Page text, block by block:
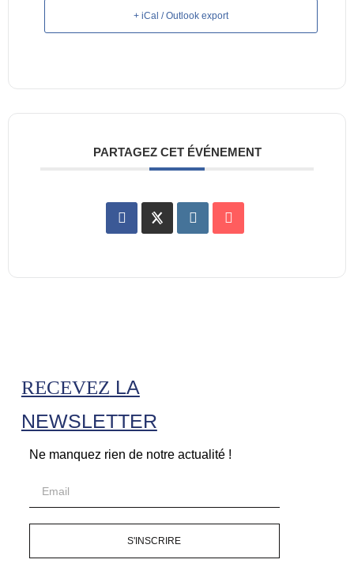
+ iCal / Outlook export
PARTAGEZ CET ÉVÉNEMENT
RECEVEZ LA
NEWSLETTER
Ne manquez rien de notre actualité !
S'INSCRIRE